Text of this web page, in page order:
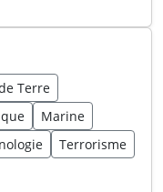
Terre
Marine
Terrorisme